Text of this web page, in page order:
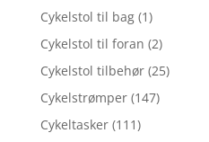
Cykelstol til bag (1)
Cykelstol til foran (2)
Cykelstol tilbehør (25)
Cykelstrømper (147)
Cykeltasker (111)